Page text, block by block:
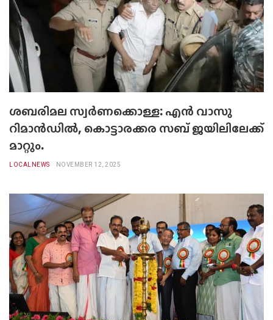
ശബരിമല സ്വർണക്കൊള്ള: എൻ വാസു
റിമാൻഡിൽ, കൊട്ടാരക്കര സബ് ജയിലിലേക്ക്
മാറ്റും.
LOCALNEWS NOVEMBER 12, 2025